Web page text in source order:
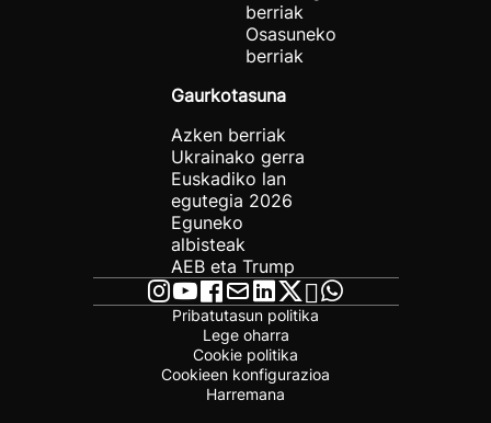
berriak
Osasuneko
berriak
Gaurkotasuna
Azken berriak
Ukrainako gerra
Euskadiko lan
egutegia 2026
Eguneko
albisteak
AEB eta Trump
Pribatutasun politika
Lege oharra
Cookie politika
Cookieen konfigurazioa
Harremana